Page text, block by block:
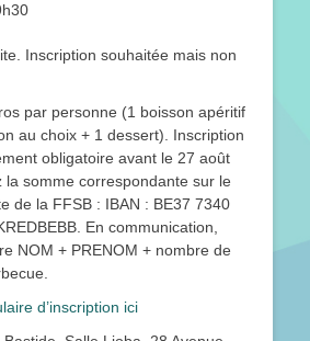
Inscription souhaitée mais non
par personne (1 boisson apéritif
au choix + 1 dessert). Inscription
obligatoire avant le 27 août
la somme correspondante sur le
de la FFSB : IBAN : BE37 7340
En communication,
NOM + PRENOM + nombre de
d’inscription ici